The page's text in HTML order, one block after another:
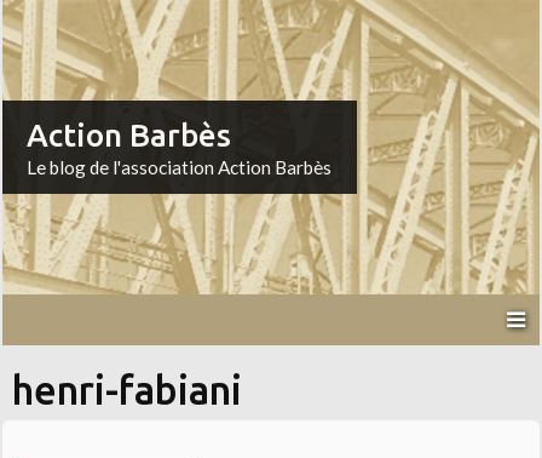
Action Barbès
Le blog de l'association Action Barbès
henri-fabiani